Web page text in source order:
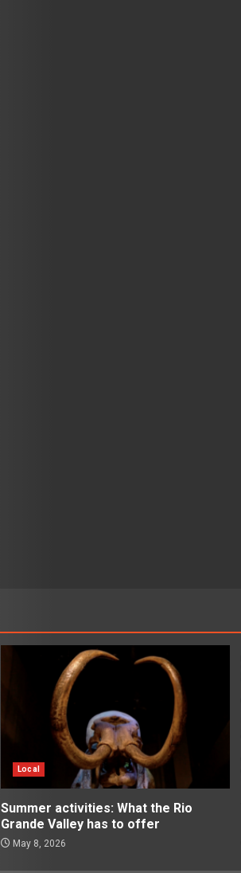
Local
Summer activities: What the Rio
Grande Valley has to offer
May 8, 2026